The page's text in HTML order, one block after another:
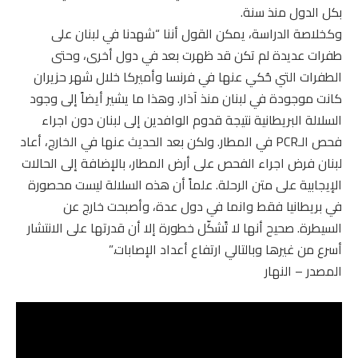
بكل الدول منذ سنة.
وكخلاصة الدراسة، يمكن القول أننا “شهدنا في لبنان على
طفرات عديدة لم تكن قد ظهرت بعد في دول أخرى، وحتى
الطفرات التي حُكي عنها في فرنسا وأميركا خلال شهر حزيران
كانت موجودة في لبنان منذ آذار. وهذا ما يشير أيضاً إلى وجود
السلالة البريطانية نتيجة قدوم الوافدين إلى لبنان دون اجراء
فحص الـPCR في المطار. ولكن بعد الحديث عنها في الخارج، أعاد
لبنان فرض اجراء الفحص على أرض المطار، بالإضافة إلى الحالات
الإيجابية على متن الرحلة. علماً أن هذه السلالة ليست محصورة
في بريطانيا فقط وانما في دول عدة، وأصبحت خارج عن
السيطرة. صحيح أنها لا تًشكّل خطورة إلا أن قدرتها على الانتشار
أسرع من غيرها وبالتالي ارتفاع أعداد الإصابات.”
المصدر – النهار